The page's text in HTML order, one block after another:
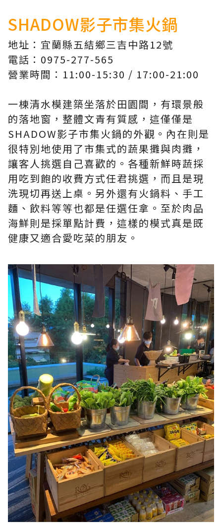
SHADOW影子市集火鍋
地址：宜蘭縣五結鄉三吉中路12號
電話：0975-277-565
營業時間：11:00-15:30 / 17:00-21:00
一棟清水模建築坐落於田園間，有環景般
的落地窗，整體文青有質感，這僅僅是
SHADOW影子市集火鍋的外觀。內在則是
很特別地使用了市集式的蔬果攤與肉攤，
讓客人挑選自己喜歡的。各種新鮮時蔬採
用吃到飽的收費方式任君挑選，而且是現
洗現切再送上桌。另外還有火鍋料、手工
麵、飲料等等也都是任選任拿。至於肉品
海鮮則是採單點計費，這樣的模式真是既
健康又適合愛吃菜的朋友。